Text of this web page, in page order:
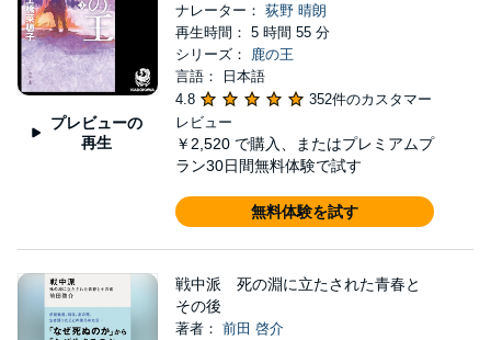
プレビューの
再生
ナレーター： 荻野 晴朗
再生時間： 5 時間 55 分
シリーズ： 鹿の王
言語： 日本語
4.8
352件のカスタマー
レビュー
￥2,520 で購入、またはプレミアムプ
ラン30日間無料体験で試す
無料体験を試す
戦中派 死の淵に立たされた青春と
その後
著者： 前田 啓介